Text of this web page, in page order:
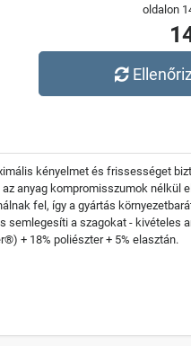
oldalon
kényelmet és frissességet
anyag kompromisszumok
fel, így a gyártás
semlegesíti a szagokat -
+ 18% poliészter + 5% elasztán.